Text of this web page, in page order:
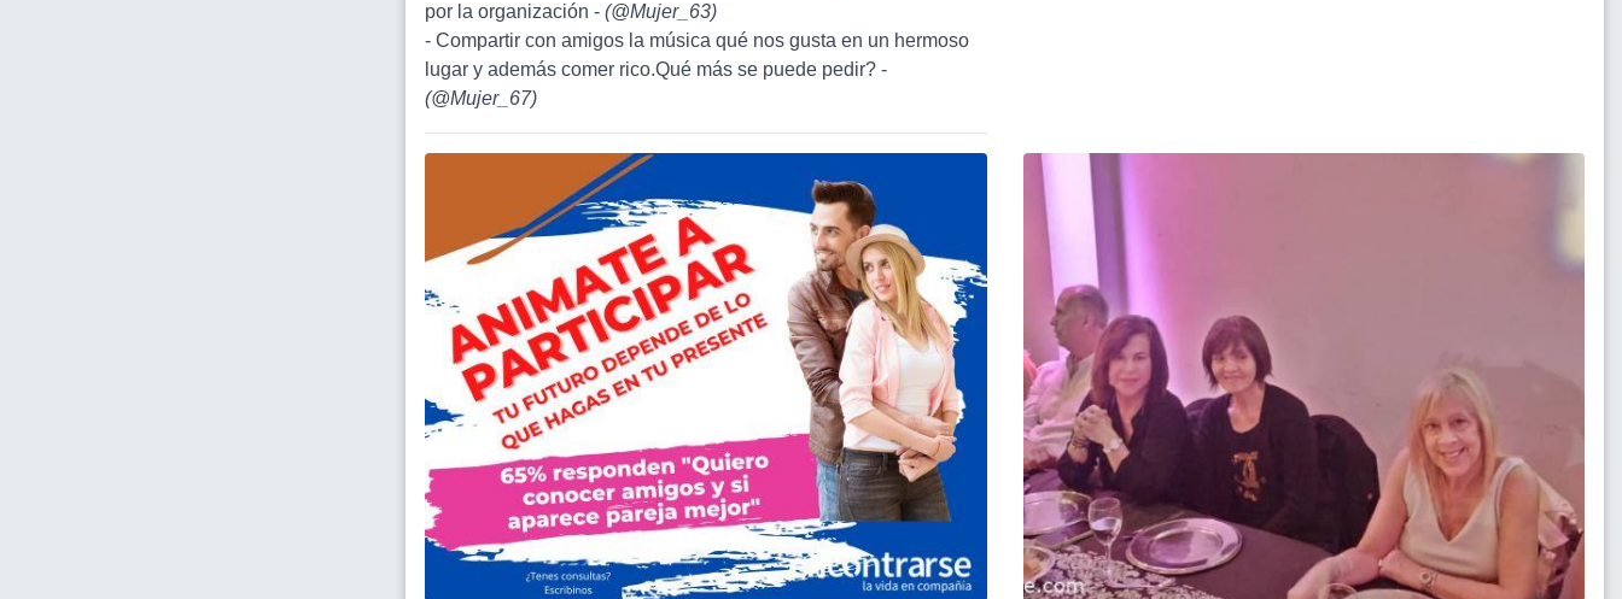
por la organización - (@Mujer_63)
- Compartir con amigos la música qué nos gusta en un hermoso
lugar y además comer rico.Qué más se puede pedir? -
(@Mujer_67)